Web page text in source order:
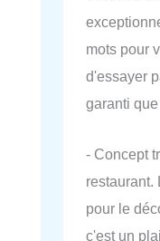
mots pour
d'essayer
garanti
- Concept
restaurant.
pour le
c'est un